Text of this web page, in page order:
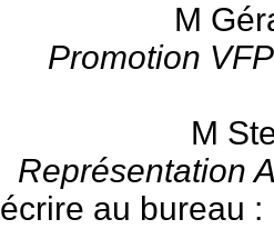
M
Promotion
M
Représentation
écrire au bureau :